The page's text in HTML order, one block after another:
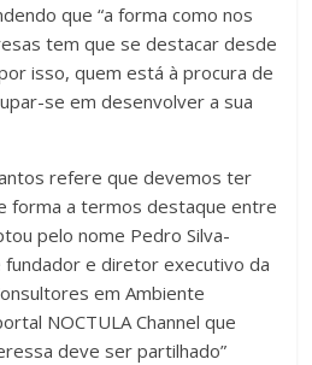
que “a forma como nos
tem que se destacar desde
isso, quem está à procura de
se em desenvolver a sua
refere que devemos ter
forma a termos destaque entre
pelo nome Pedro Silva-
fundador e diretor executivo da
em Ambiente
NOCTULA Channel que
deve ser partilhado”